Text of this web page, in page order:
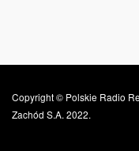
Copyright © Polskie Radio
Zachód S.A. 2022.